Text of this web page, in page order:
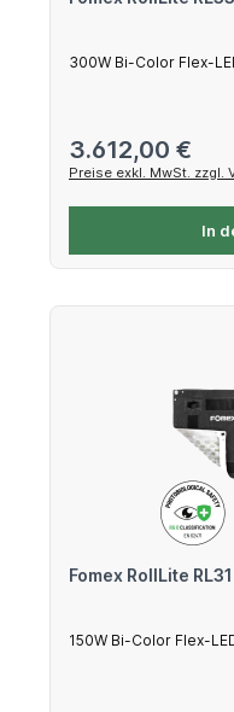
300W Bi-Color Flex-
Regulärer Preis:
3.612,00 €
Preise exkl. MwSt. zzgl.
In
Fomex RollLite RL31
150W Bi-Color Flex-